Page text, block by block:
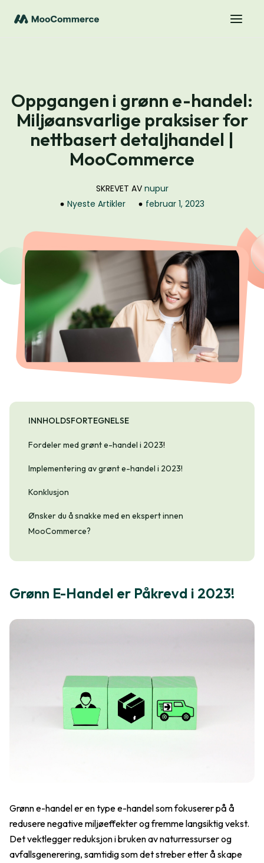
Oppgangen i grønn e-handel:
Miljøansvarlige praksiser for
nettbasert detaljhandel |
MooCommerce
SKREVET AVnupur
Nyeste Artikler
februar 1, 2023
INNHOLDSFORTEGNELSE
Fordeler med grønt e-handel i 2023!
Implementering av grønt e-handel i 2023!
Konklusjon
Ønsker du å snakke med en ekspert innen
MooCommerce?
Grønn E-Handel er Påkrevd i 2023!
Grønn e-handel er en type e-handel som fokuserer på å
redusere negative miljøeffekter og fremme langsiktig vekst.
Det vektlegger reduksjon i bruken av naturressurser og
avfallsgenerering, samtidig som det streber etter å skape